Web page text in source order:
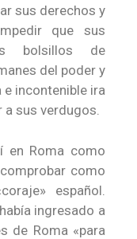
sus derechos y
que sus
bolsillos de
del poder y
incontenible ira
a sus verdugos.
en Roma como
como
español.
ingresado a
de Roma «para